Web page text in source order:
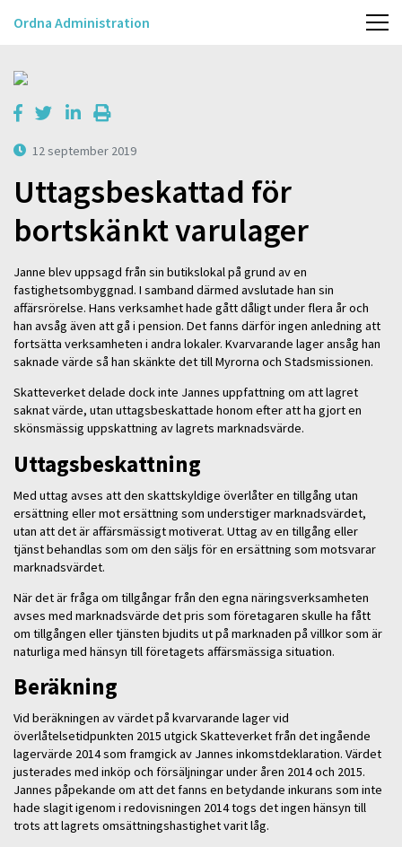
Ordna Administration
12 september 2019
Uttagsbeskattad för
bortskänkt varulager
Janne blev uppsagd från sin butikslokal på grund av en
fastighetsombyggnad. I samband därmed avslutade han sin
affärsrörelse. Hans verksamhet hade gått dåligt under flera år och
han avsåg även att gå i pension. Det fanns därför ingen anledning att
fortsätta verksamheten i andra lokaler. Kvarvarande lager ansåg han
saknade värde så han skänkte det till Myrorna och Stadsmissionen.
Skatteverket delade dock inte Jannes uppfattning om att lagret
saknat värde, utan uttagsbeskattade honom efter att ha gjort en
skönsmässig uppskattning av lagrets marknadsvärde.
Uttagsbeskattning
Med uttag avses att den skattskyldige överlåter en tillgång utan
ersättning eller mot ersättning som understiger marknadsvärdet,
utan att det är affärsmässigt motiverat. Uttag av en tillgång eller
tjänst behandlas som om den säljs för en ersättning som motsvarar
marknadsvärdet.
När det är fråga om tillgångar från den egna näringsverksamheten
avses med marknadsvärde det pris som företagaren skulle ha fått
om tillgången eller tjänsten bjudits ut på marknaden på villkor som är
naturliga med hänsyn till företagets affärsmässiga situation.
Beräkning
Vid beräkningen av värdet på kvarvarande lager vid
överlåtelsetidpunkten 2015 utgick Skatteverket från det ingående
lagervärde 2014 som framgick av Jannes inkomstdeklaration. Värdet
justerades med inköp och försäljningar under åren 2014 och 2015.
Jannes påpekande om att det fanns en betydande inkurans som inte
hade slagit igenom i redovisningen 2014 togs det ingen hänsyn till
trots att lagrets omsättningshastighet varit låg.